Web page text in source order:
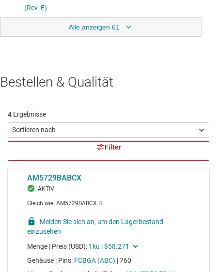
Alle anzeigen 61
Bestellen & Qualität